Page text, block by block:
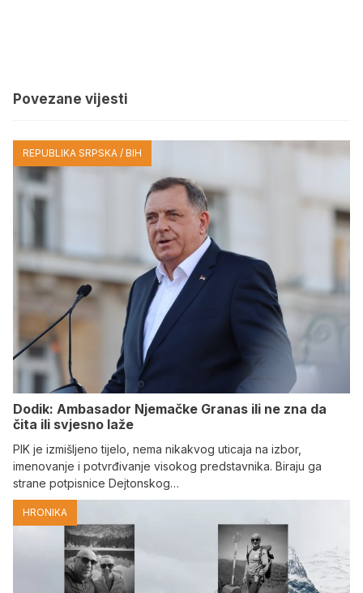
Povezane vijesti
REPUBLIKA SRPSKA / BIH
Dodik: Ambasador Njemačke Granas ili ne zna da
čita ili svjesno laže
PIK je izmišljeno tijelo, nema nikakvog uticaja na izbor,
imenovanje i potvrđivanje visokog predstavnika. Biraju ga
strane potpisnice Dejtonskog…
HRONIKA